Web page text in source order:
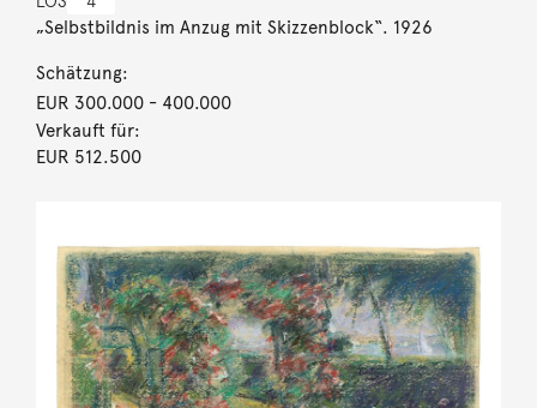
„Selbstbildnis im Anzug mit Skizzenblock“. 1926
Schätzung:
EUR 300.000- 400.000
Verkauft für:
EUR 512.500